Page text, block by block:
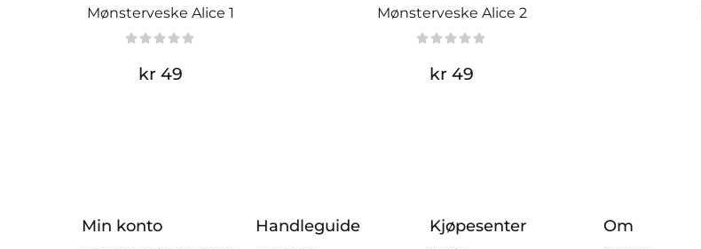
Mønsterveske Alice 1
kr 49
Mønsterveske Alice 2
kr 49
Min konto Handleguide Kjøpesenter Om